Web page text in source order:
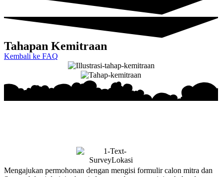
Tahapan Kemitraan
Kembali ke FAQ
Mengajukan permohonan dengan mengisi formulir calon mitra dan